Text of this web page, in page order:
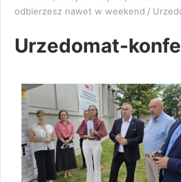
odbierzesz nawet w weekend /
Urzedomat-